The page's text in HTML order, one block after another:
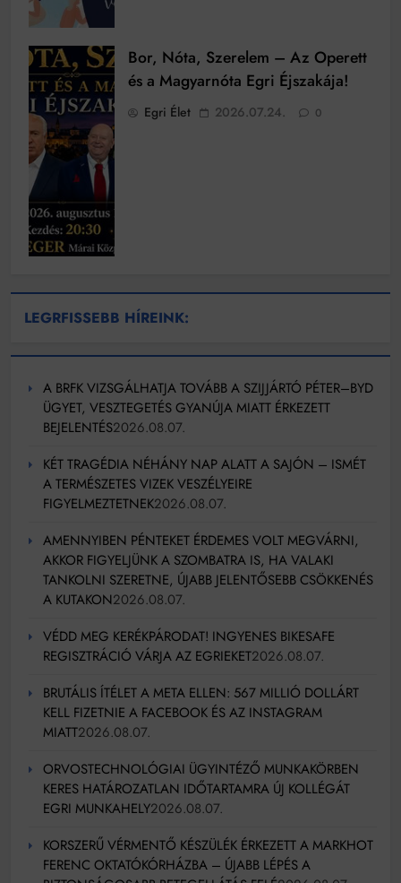
Bor, Nóta, Szerelem – Az Operett
és a Magyarnóta Egri Éjszakája!
Egri Élet 2026.07.24. 0
LEGRFISSEBB HÍREINK:
A BRFK VIZSGÁLHATJA TOVÁBB A SZIJJÁRTÓ PÉTER–BYD
ÜGYET, VESZTEGETÉS GYANÚJA MIATT ÉRKEZETT
BEJELENTÉS2026.08.07.
KÉT TRAGÉDIA NÉHÁNY NAP ALATT A SAJÓN – ISMÉT
A TERMÉSZETES VIZEK VESZÉLYEIRE
FIGYELMEZTETNEK2026.08.07.
AMENNYIBEN PÉNTEKET ÉRDEMES VOLT MEGVÁRNI,
AKKOR FIGYELJÜNK A SZOMBATRA IS, HA VALAKI
TANKOLNI SZERETNE, ÚJABB JELENTŐSEBB CSÖKKENÉS
A KUTAKON2026.08.07.
VÉDD MEG KERÉKPÁRODAT! INGYENES BIKESAFE
REGISZTRÁCIÓ VÁRJA AZ EGRIEKET2026.08.07.
BRUTÁLIS ÍTÉLET A META ELLEN: 567 MILLIÓ DOLLÁRT
KELL FIZETNIE A FACEBOOK ÉS AZ INSTAGRAM
MIATT2026.08.07.
ORVOSTECHNOLÓGIAI ÜGYINTÉZŐ MUNKAKÖRBEN
KERES HATÁROZATLAN IDŐTARTAMRA ÚJ KOLLÉGÁT
EGRI MUNKAHELY2026.08.07.
KORSZERŰ VÉRMENTŐ KÉSZÜLÉK ÉRKEZETT A MARKHOT
FERENC OKTATÓKÓRHÁZBA – ÚJABB LÉPÉS A